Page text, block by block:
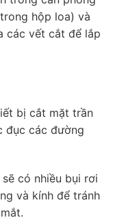
hộp loa) và
các vết cắt để lắp
bị cắt mặt trần
đục các đường
có nhiều bụi rơi
và kính để tránh